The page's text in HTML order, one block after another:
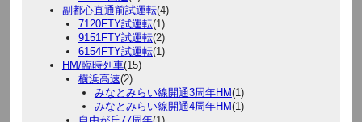
副都心直通前試運転(4)
7120FTY試運転(1)
9151FTY試運転(2)
6154FTY試運転(1)
HM/臨時列車(15)
横浜高速(2)
みなとみらい線開通3周年HM(1)
みなとみらい線開通4周年HM(1)